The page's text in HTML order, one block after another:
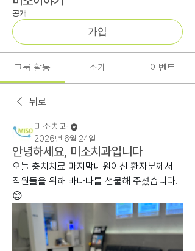
공개
가입
그룹 활동 소개 이벤트
뒤로
미소치과
2026년 6월 24일
안녕하세요, 미소치과입니다
오늘 충치치료 마지막내원이신 환자분께서
직원들을 위해 바나나를 선물해 주셨습니다.
😊